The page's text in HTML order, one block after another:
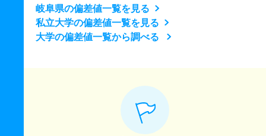
岐阜県の偏差値一覧を見る
私立大学の偏差値一覧を見る
大学の偏差値一覧から調べる